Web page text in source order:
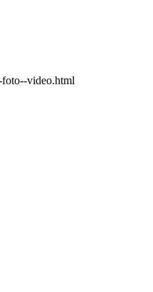
video.html